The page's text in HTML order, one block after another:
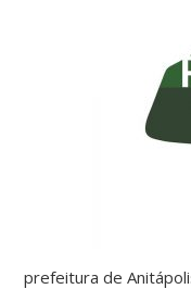
prefeitura de